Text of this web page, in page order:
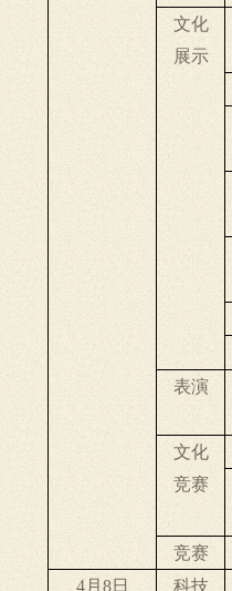
文化
展示
表演
文化
竞赛
竞赛
4月 8日
科技